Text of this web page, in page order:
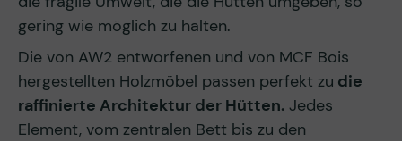
gering wie möglich zu halten.
Die von AW2 entworfenen und von MCF Bois
hergestellten Holzmöbel passen perfekt zu die
raffinierte Architektur der Hütten. Jedes
Element, vom zentralen Bett bis zu den